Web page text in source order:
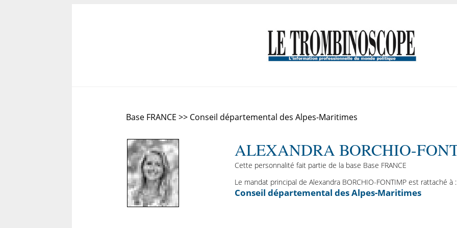
Base FRANCE >> Conseil départemental des Alpes-Maritimes
ALEXANDRA BORCHIO-
Cette personnalité fait partie de la base Base FRANCE
Le mandat principal de Alexandra BORCHIO-FONTIMP est rattaché à :
Conseil départemental des Alpes-Maritimes